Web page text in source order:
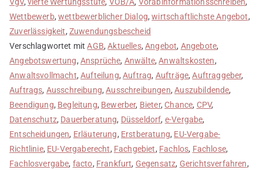
Wettbewerb,wettbewerblicher Dialog,wirtschaftlichste Angebot,
Zuverlässigkeit, Zuwendungsbescheid
Verschlagwortet mitAGB,Aktuelles,Angebot, Angebote,
Angebotswertung, Ansprüche, Anwälte,Anwaltskosten,
Anwaltsvollmacht,Aufteilung,Auftrag, Aufträge,Auftraggeber,
Auftrags, Ausschreibung,Ausschreibungen,Auszubildende,
Beendigung, Begleitung, Bewerber, Bieter,Chance, CPV,
Datenschutz, Dauerberatung, Düsseldorf, e-Vergabe,
Entscheidungen, Erläuterung, Erstberatung, EU-Vergabe-
Richtlinie, EU-Vergaberecht, Fachgebiet, Fachlos, Fachlose,
Fachlosvergabe, facto, Frankfurt, Gegensatz, Gerichtsverfahren,